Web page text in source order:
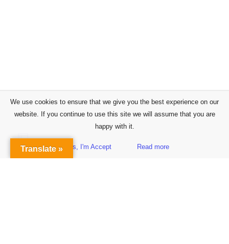
Sidebar
We use cookies to ensure that we give you the best experience on our
website. If you continue to use this site we will assume that you are
happy with it.
Yes, I'm Accept Read more
Translate »